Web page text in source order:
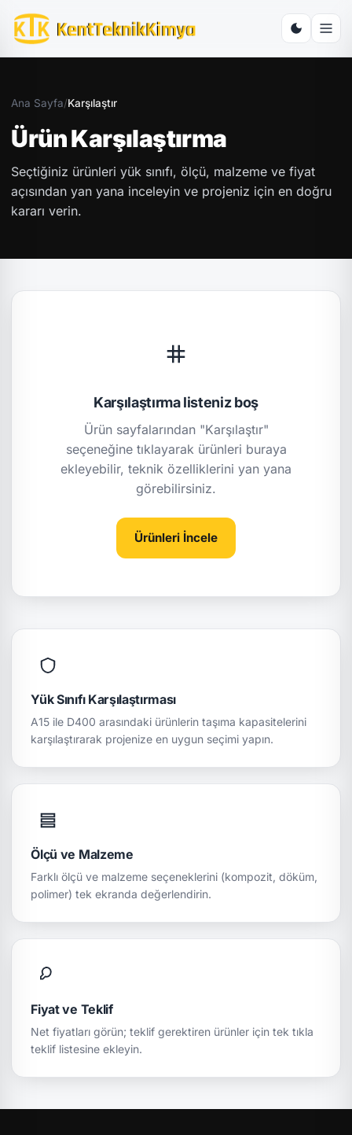
Ana Sayfa/Karşılaştır
Ürün Karşılaştırma
Seçtiğiniz ürünleri yük sınıfı, ölçü, malzeme ve fiyat
açısından yan yana inceleyin ve projeniz için en doğru
kararı verin.
Karşılaştırma listeniz boş
Ürün sayfalarından "Karşılaştır"
seçeneğine tıklayarak ürünleri buraya
ekleyebilir, teknik özelliklerini yan yana
görebilirsiniz.
Ürünleri İncele
Yük Sınıfı Karşılaştırması
A15 ile D400 arasındaki ürünlerin taşıma kapasitelerini
karşılaştırarak projenize en uygun seçimi yapın.
Ölçü ve Malzeme
Farklı ölçü ve malzeme seçeneklerini (kompozit, döküm,
polimer) tek ekranda değerlendirin.
Fiyat ve Teklif
Net fiyatları görün; teklif gerektiren ürünler için tek tıkla
teklif listesine ekleyin.